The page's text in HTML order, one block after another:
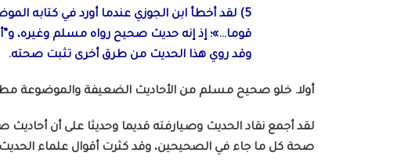
5) لقد أخطأ ابن الجوزي عندما أورد في كتابه
قوما…»؛ إذ إنه حديث صحيح رواه مسلم وغيره،
وقد روي هذا الحديث من طرق أخرى تثبت صحته.
أولا. خلو صحيح مسلم من الأحاديث الضعيفة والموضوعة
لقد أجمع نقاد الحديث وصيارفته قديما وحديثا على أن
صحة كل ما جاء في الصحيحين، وقد كثرت أقوال علماء